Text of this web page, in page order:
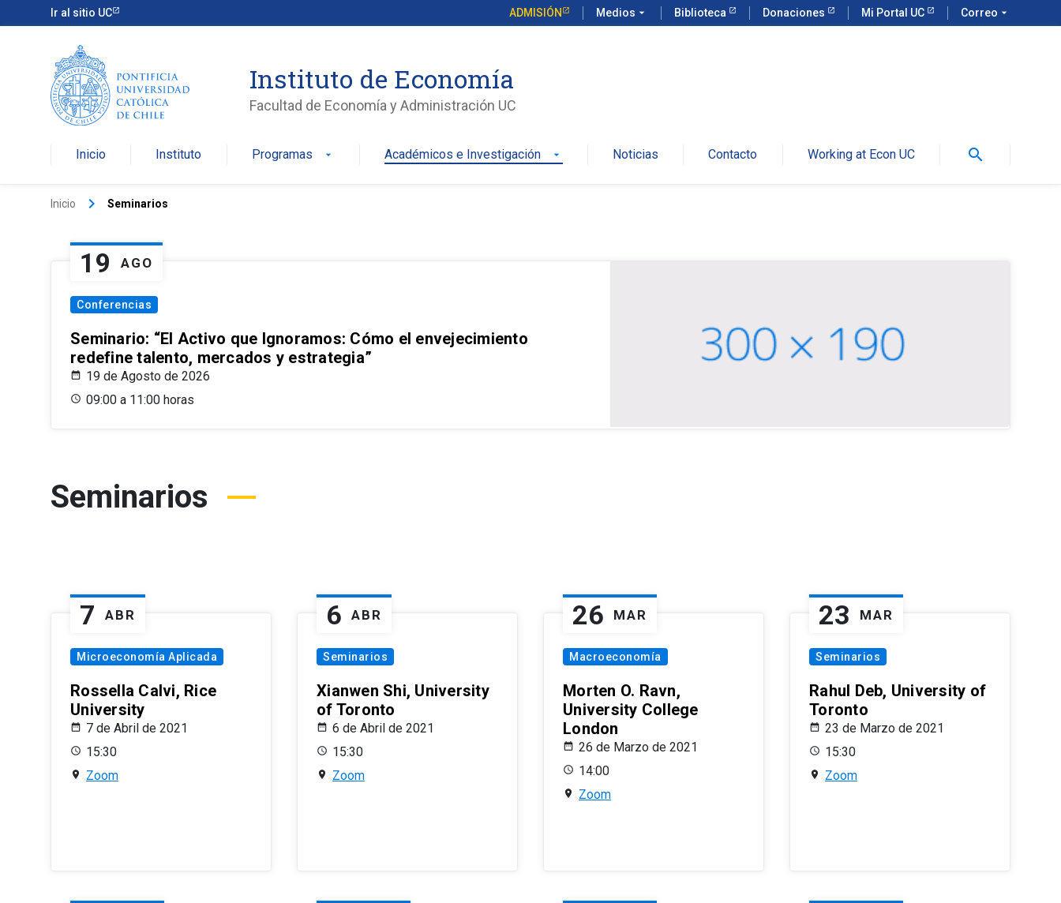
Ir al sitio UC ADMISIÓN Medios arrow_drop_down Biblioteca Donaciones Mi Portal UC Correo arrow_drop_down
Instituto de Economía
Facultad de Economía y Administración UC
Inicio Instituto Programas arrow_drop_down Académicos e Investigación arrow_drop_down Noticias Contacto Working at Econ UC search
Inicio keyboard_arrow_right Seminarios
19 AGO
Conferencias
Seminario: “El Activo que Ignoramos: Cómo el envejecimiento
redefine talento, mercados y estrategia”
19 de Agosto de 2026
09:00 a 11:00 horas
Seminarios
7 ABR
Microeconomía Aplicada
Rossella Calvi, Rice
University
7 de Abril de 2021
15:30
Zoom
6 ABR
Seminarios
Xianwen Shi, University
of Toronto
6 de Abril de 2021
15:30
Zoom
26 MAR
Macroeconomía
Morten O. Ravn,
University College
London
26 de Marzo de 2021
14:00
Zoom
23 MAR
Seminarios
Rahul Deb, University of
Toronto
23 de Marzo de 2021
15:30
Zoom